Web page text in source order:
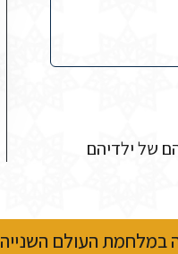
של ילדיהם
במלחמת העולם השנייה